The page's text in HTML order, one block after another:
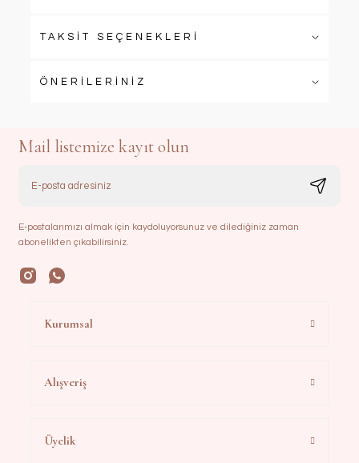
TAKSİT SEÇENEKLERİ
ÖNERİLERİNİZ
Mail listemize kayıt olun
E-postalarımızı almak için kaydoluyorsunuz ve dilediğiniz zaman
abonelikten çıkabilirsiniz.
Kurumsal
Alışveriş
Üyelik